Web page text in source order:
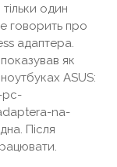
один
говорить про
адаптера.
як
ASUS:
pc-
na-
Після